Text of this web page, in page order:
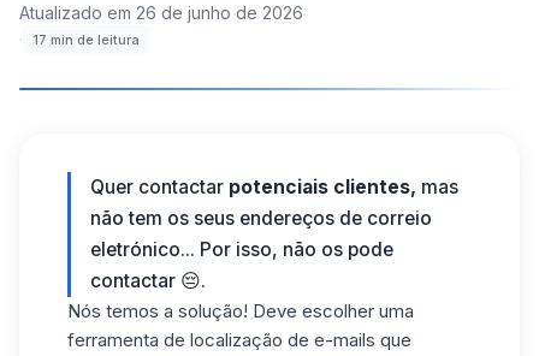
Atualizado em 26 de junho de 2026
·
17 min de leitura
Quer contactar potenciais clientes, mas
não tem os seus endereços de correio
eletrónico... Por isso, não os pode
contactar 😔.
Nós temos a solução! Deve escolher uma
ferramenta de localização de e-mails que